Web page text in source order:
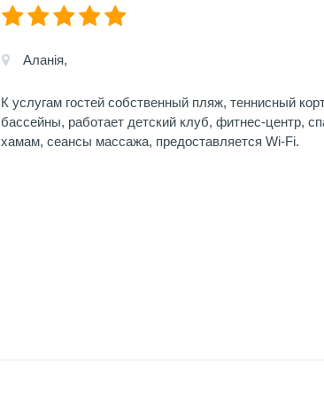
Аланія,
К услугам гостей собственный пляж, теннисный
бассейны, работает детский клуб, фитнес-центр,
хамам, сеансы массажа, предоставляется Wi-Fi.